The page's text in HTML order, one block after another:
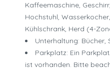
Kaffeemaschine,
Hochstuhl,
Kühlschrank, Herd (4-
Unterhaltung: Bücher,
Parkplatz: Ein
ist vorhanden. Bitte